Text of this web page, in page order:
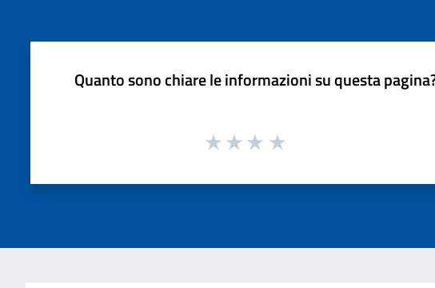
Quanto sono chiare le informazioni su questa